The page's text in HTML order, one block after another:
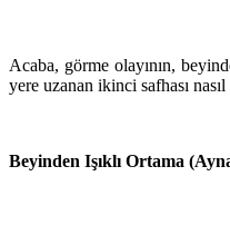
Acaba, görme olayının,
yere uzanan ikinci safhası
Beyinden Işıklı Ortama